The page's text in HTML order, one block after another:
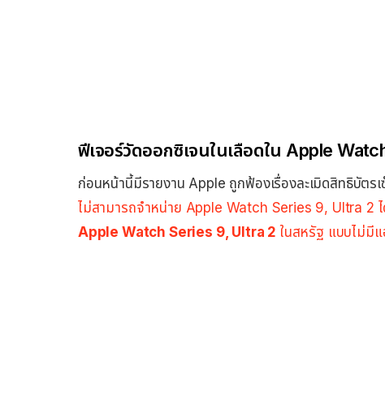
ฟีเจอร์วัดออกซิเจนในเลือดใน Apple
ก่อนหน้านี้มีรายงาน Apple ถูกฟ้องเรื่องละเมิดสิทธิบัตร
ไม่สามารถจำหน่าย Apple Watch Series 9, Ultra 2 ไ
Apple Watch Series 9, Ultra 2 ในสหรัฐ แบบไม่มีแ